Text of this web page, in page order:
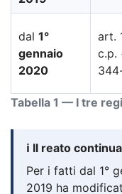
Tabella 1 — I tre
dal 1°
gennaio
2020
art.
c.p.
ℹ️ Il reato
Per i fatti dal 1°
2019 ha